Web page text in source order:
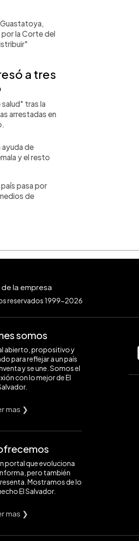
por la Corte del
a tres
tras la
arrestadas en
de
y el resto
pasa por
de
reservados 1999-2026
somos
abierto, propositivo y
para reflejar a un país
y se une. Somos el
con lo mejor de El
mas ❯
portal que evoluciona
pero también
Mostramos de lo
El Salvador.
mas ❯